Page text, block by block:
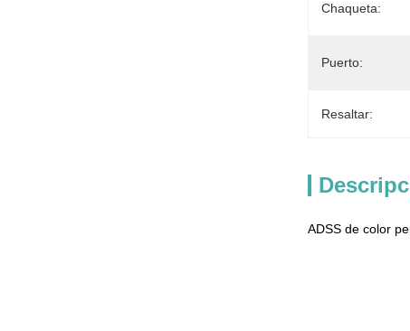
Chaqueta:
Puerto:
Resaltar:
ADSS de color